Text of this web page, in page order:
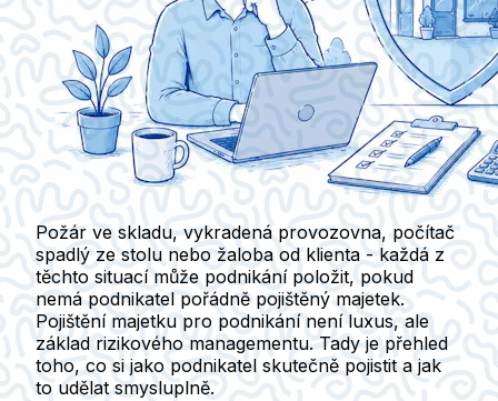
Požár ve skladu, vykradená provozovna, počítač
spadlý ze stolu nebo žaloba od klienta - každá z
těchto situací může podnikání položit, pokud
nemá podnikatel pořádně pojištěný majetek.
Pojištění majetku pro podnikání není luxus, ale
základ rizikového managementu. Tady je přehled
toho, co si jako podnikatel skutečně pojistit a jak
to udělat smysluplně.